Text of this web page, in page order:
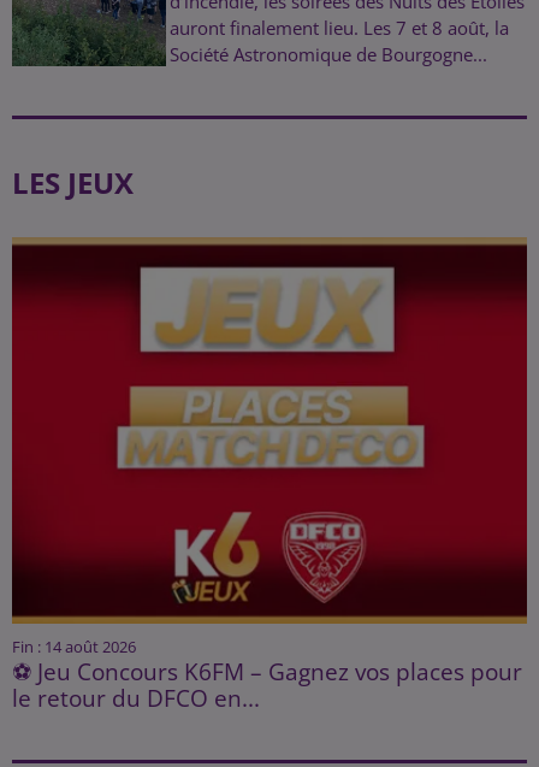
auront finalement lieu. Les 7 et 8 août, la
Société Astronomique de Bourgogne...
LES JEUX
Fin : 14 août 2026
⚽ Jeu Concours K6FM – Gagnez vos places pour
le retour du DFCO en...